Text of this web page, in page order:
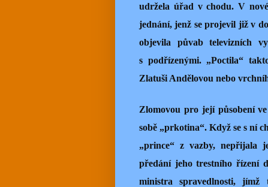
udržela úřad v chodu. V
jednání, jenž se projevil již v
objevila půvab televizních
s podřízenými. „Poctila“
Zlatuši Andělovou nebo
Zlomovou pro její působení
sobě „prkotina“. Když se s ní
„prince“ z vazby, nepřijala
předání jeho trestního řízení
ministra spravedlnosti, jímž